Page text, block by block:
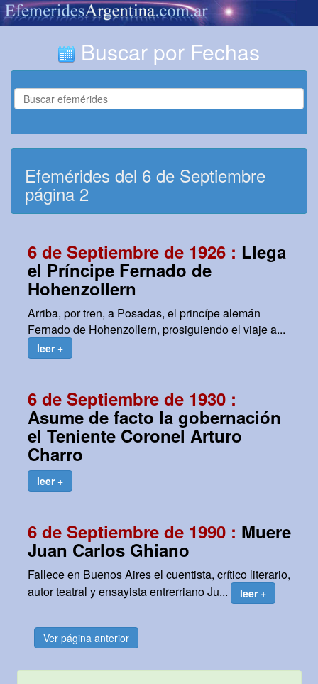
Buscar por Fechas
Efemérides del 6 de Septiembre
página 2
6 de Septiembre de 1926 : Llega
el Príncipe Fernado de
Hohenzollern
Arriba, por tren, a Posadas, el princípe alemán
Fernado de Hohenzollern, prosiguiendo el viaje a...
leer +
6 de Septiembre de 1930 :
Asume de facto la gobernación
el Teniente Coronel Arturo
Charro
leer +
6 de Septiembre de 1990 : Muere
Juan Carlos Ghiano
Fallece en Buenos Aires el cuentista, crítico literario,
autor teatral y ensayista entrerriano Ju...
leer +
Ver página anterior